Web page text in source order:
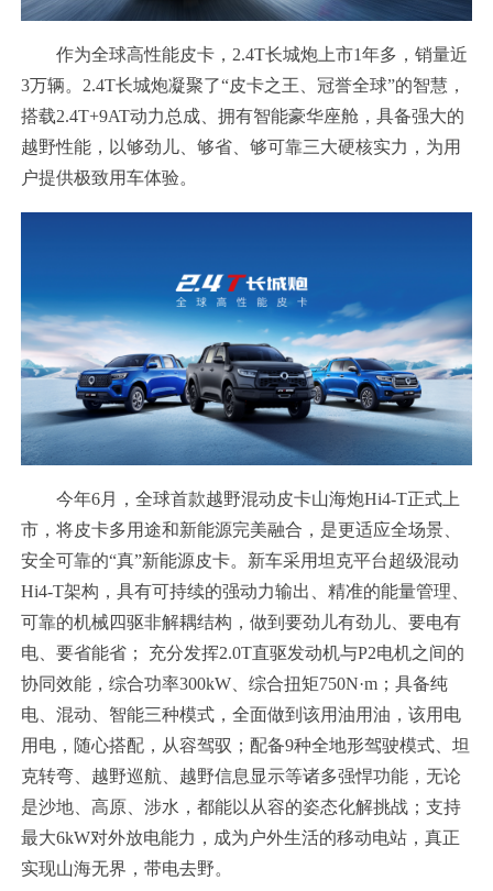
作为全球高性能皮卡，2.4T长城炮上市1年多，销量近
3万辆。2.4T长城炮凝聚了“皮卡之王、冠誉全球”的智慧，
搭载2.4T+9AT动力总成、拥有智能豪华座舱，具备强大的
越野性能，以够劲儿、够省、够可靠三大硬核实力，为用
户提供极致用车体验。
今年6月，全球首款越野混动皮卡山海炮Hi4-T正式上
市，将皮卡多用途和新能源完美融合，是更适应全场景、
安全可靠的“真”新能源皮卡。新车采用坦克平台超级混动
Hi4-T架构，具有可持续的强动力输出、精准的能量管理、
可靠的机械四驱非解耦结构，做到要劲儿有劲儿、要电有
电、要省能省； 充分发挥2.0T直驱发动机与P2电机之间的
协同效能，综合功率300kW、综合扭矩750N·m；具备纯
电、混动、智能三种模式，全面做到该用油用油，该用电
用电，随心搭配，从容驾驭；配备9种全地形驾驶模式、坦
克转弯、越野巡航、越野信息显示等诸多强悍功能，无论
是沙地、高原、涉水，都能以从容的姿态化解挑战；支持
最大6kW对外放电能力，成为户外生活的移动电站，真正
实现山海无界，带电去野。